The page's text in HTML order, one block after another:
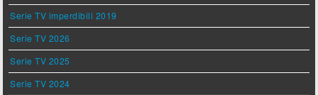
Serie TV imperdibili 2019
Serie TV 2026
Serie TV 2025
Serie TV 2024